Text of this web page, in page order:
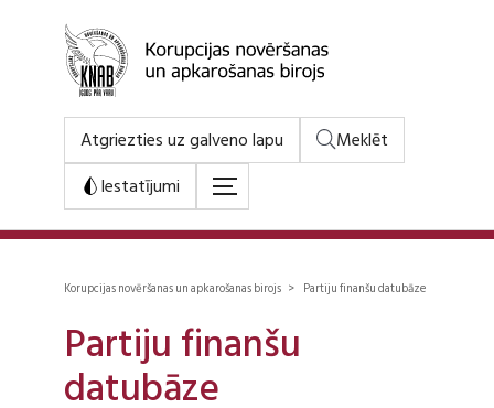
Atgriezties uz galveno lapu
Meklēt
Iestatījumi
Korupcijas novēršanas un apkarošanas birojs > Partiju finanšu datubāze
Partiju finanšu
datubāze